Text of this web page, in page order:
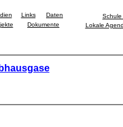
Links
Daten
Dokumente
Schule
Lokale